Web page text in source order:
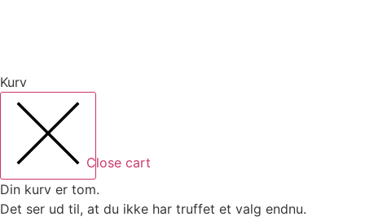
Kurv
Close cart
Din kurv er tom.
Det ser ud til, at du ikke har truffet et valg endnu.